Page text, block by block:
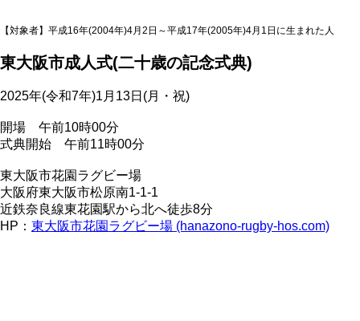
【対象者】平成16年(2004年)4月2日～平成17年(2005年)4月1日に生まれた人
東大阪市成人式(二十歳の記念式典)
2025年(令和7年)1月13日(月・祝)
開場 午前10時00分
式典開始 午前11時00分
東大阪市花園ラグビー場
大阪府東大阪市松原南1-1-1
近鉄奈良線東花園駅から北へ徒歩8分
HP： 東大阪市花園ラグビー場 (hanazono-rugby-hos.com)